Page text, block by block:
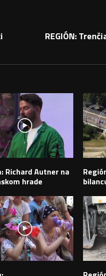
REGIÓN:
Richard Autner na
hrade